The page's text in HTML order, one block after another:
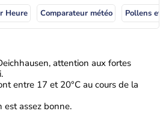
Heure Comparateur météo Pollens
attention aux fortes
entre 17 et 20°C au cours de la
est assez bonne.